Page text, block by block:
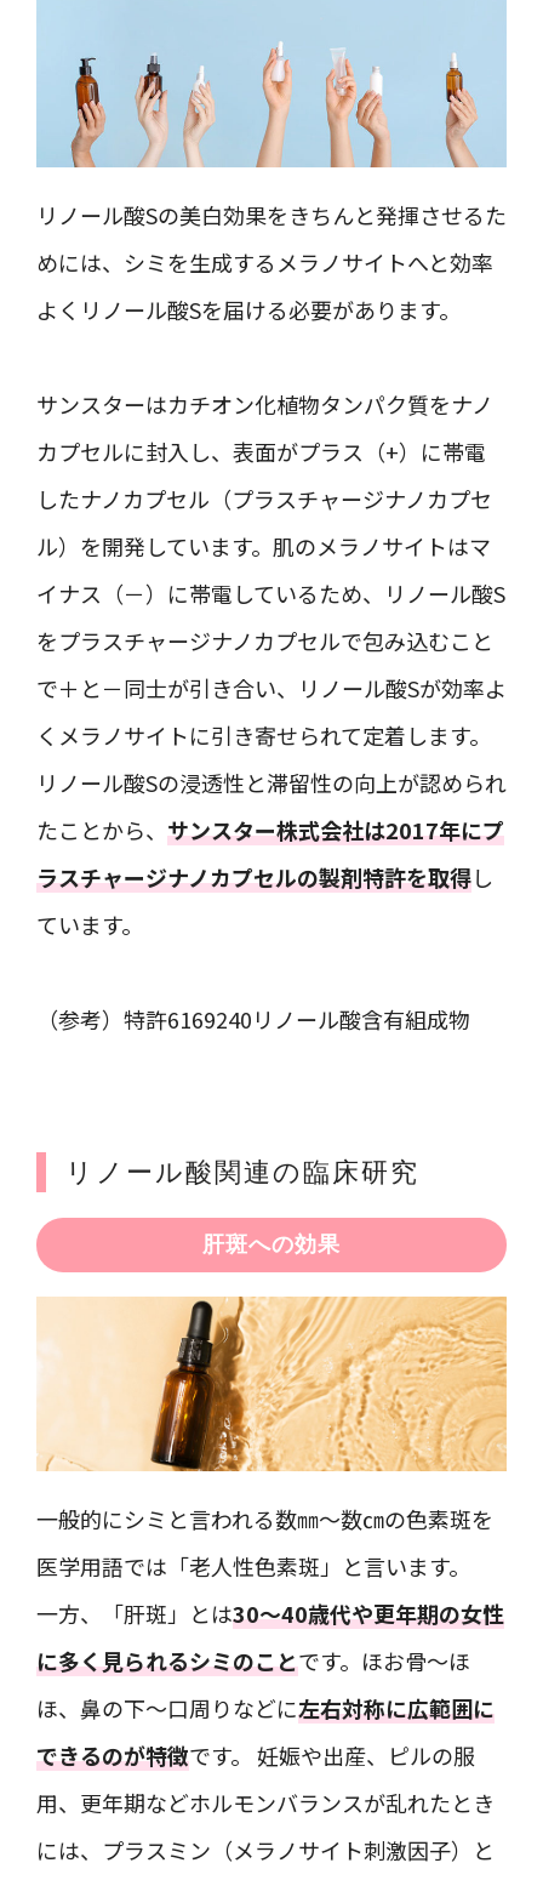
リノール酸Sの美白効果をきちんと発揮させるた
めには、シミを生成するメラノサイトへと効率
よくリノール酸Sを届ける必要があります。
サンスターはカチオン化植物タンパク質をナノ
カプセルに封入し、表面がプラス（+）に帯電
したナノカプセル（プラスチャージナノカプセ
ル）を開発しています。肌のメラノサイトはマ
イナス（－）に帯電しているため、リノール酸S
をプラスチャージナノカプセルで包み込むこと
で＋と－同士が引き合い、リノール酸Sが効率よ
くメラノサイトに引き寄せられて定着します。
リノール酸Sの浸透性と滞留性の向上が認められ
たことから、 サンスター株式会社は2017年にプ
ラスチャージナノカプセルの製剤特許を取得し
ています。
（参考）特許6169240リノール酸含有組成物
リノール酸関連の臨床研究
肝斑への効果
一般的にシミと言われる数㎜〜数㎝の色素斑を
医学用語では「老人性色素斑」と言います。
一方、「肝斑」とは30～40歳代や更年期の女性
に多く見られるシミのことです。ほお骨〜ほ
ほ、鼻の下～口周りなどに左右対称に広範囲に
できるのが特徴です。 妊娠や出産、ピルの服
用、更年期などホルモンバランスが乱れたとき
には、プラスミン（メラノサイト刺激因子）と